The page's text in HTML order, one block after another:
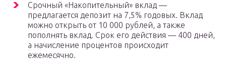
Срочный «Накопительный» вклад —
предлагается депозит на 7,5% годовых. Вклад
можно открыть от 10 000 рублей, а также
пополнять вклад. Срок его действия — 400 дней,
а начисление процентов происходит
ежемесячно.